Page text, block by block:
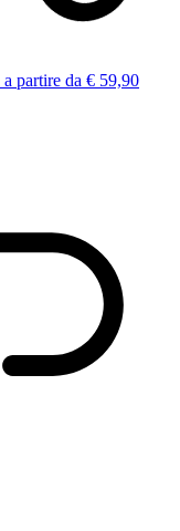
a partire da € 59,90